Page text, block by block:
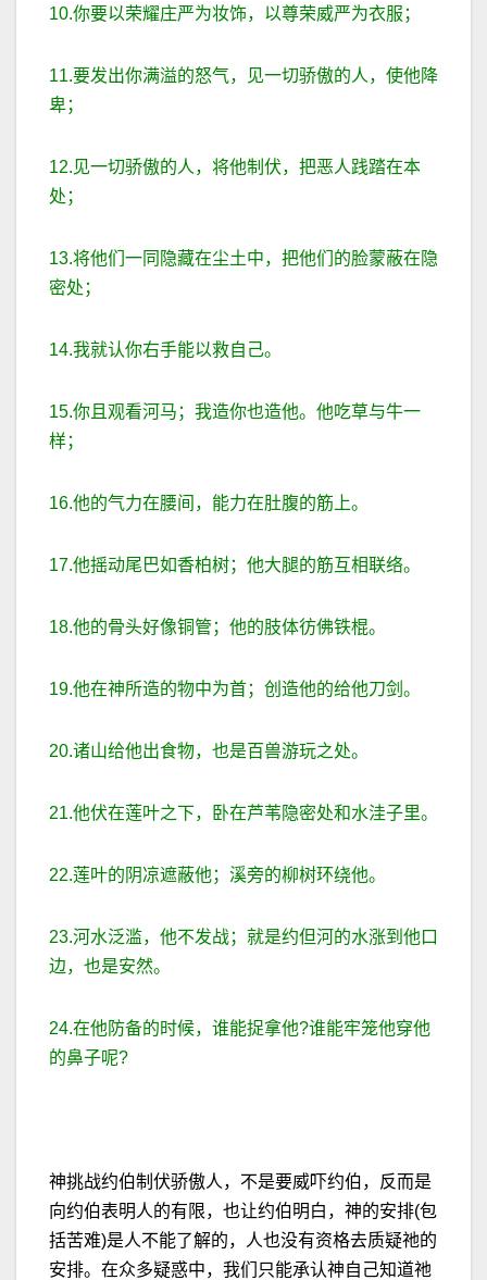
10.你要以荣耀庄严为妆饰，以尊荣威严为衣服；
11.要发出你满溢的怒气，见一切骄傲的人，使他降
卑；
12.见一切骄傲的人，将他制伏，把恶人践踏在本
处；
13.将他们一同隐藏在尘土中，把他们的脸蒙蔽在隐
密处；
14.我就认你右手能以救自己。
15.你且观看河马；我造你也造他。他吃草与牛一
样；
16.他的气力在腰间，能力在肚腹的筋上。
17.他摇动尾巴如香柏树；他大腿的筋互相联络。
18.他的骨头好像铜管；他的肢体彷佛铁棍。
19.他在神所造的物中为首；创造他的给他刀剑。
20.诸山给他出食物，也是百兽游玩之处。
21.他伏在莲叶之下，卧在芦苇隐密处和水洼子里。
22.莲叶的阴凉遮蔽他；溪旁的柳树环绕他。
23.河水泛滥，他不发战；就是约但河的水涨到他口
边，也是安然。
24.在他防备的时候，谁能捉拿他?谁能牢笼他穿他
的鼻子呢?
神挑战约伯制伏骄傲人，不是要威吓约伯，反而是
向约伯表明人的有限，也让约伯明白，神的安排(包
括苦难)是人不能了解的，人也没有资格去质疑祂的
安排。在众多疑惑中，我们只能承认神自己知道祂